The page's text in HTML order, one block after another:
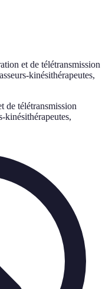
et de télétransmission
kinésithérapeutes,
de télétransmission
kinésithérapeutes,